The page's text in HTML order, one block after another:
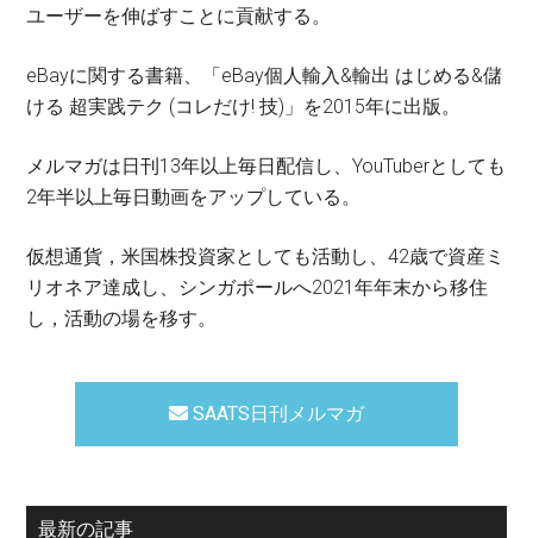
ユーザーを伸ばすことに貢献する。
eBayに関する書籍、「eBay個人輸入&輸出 はじめる&儲
ける 超実践テク (コレだけ! 技)」を2015年に出版。
メルマガは日刊13年以上毎日配信し、YouTuberとしても
2年半以上毎日動画をアップしている。
仮想通貨，米国株投資家としても活動し、42歳で資産ミ
リオネア達成し、シンガポールへ2021年年末から移住
し，活動の場を移す。
SAATS日刊メルマガ
最新の記事